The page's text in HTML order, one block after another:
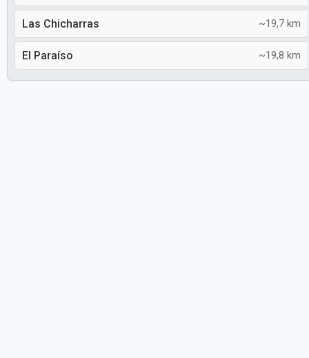
Las Chicharras ~19,7 km
El Paraíso ~19,8 km